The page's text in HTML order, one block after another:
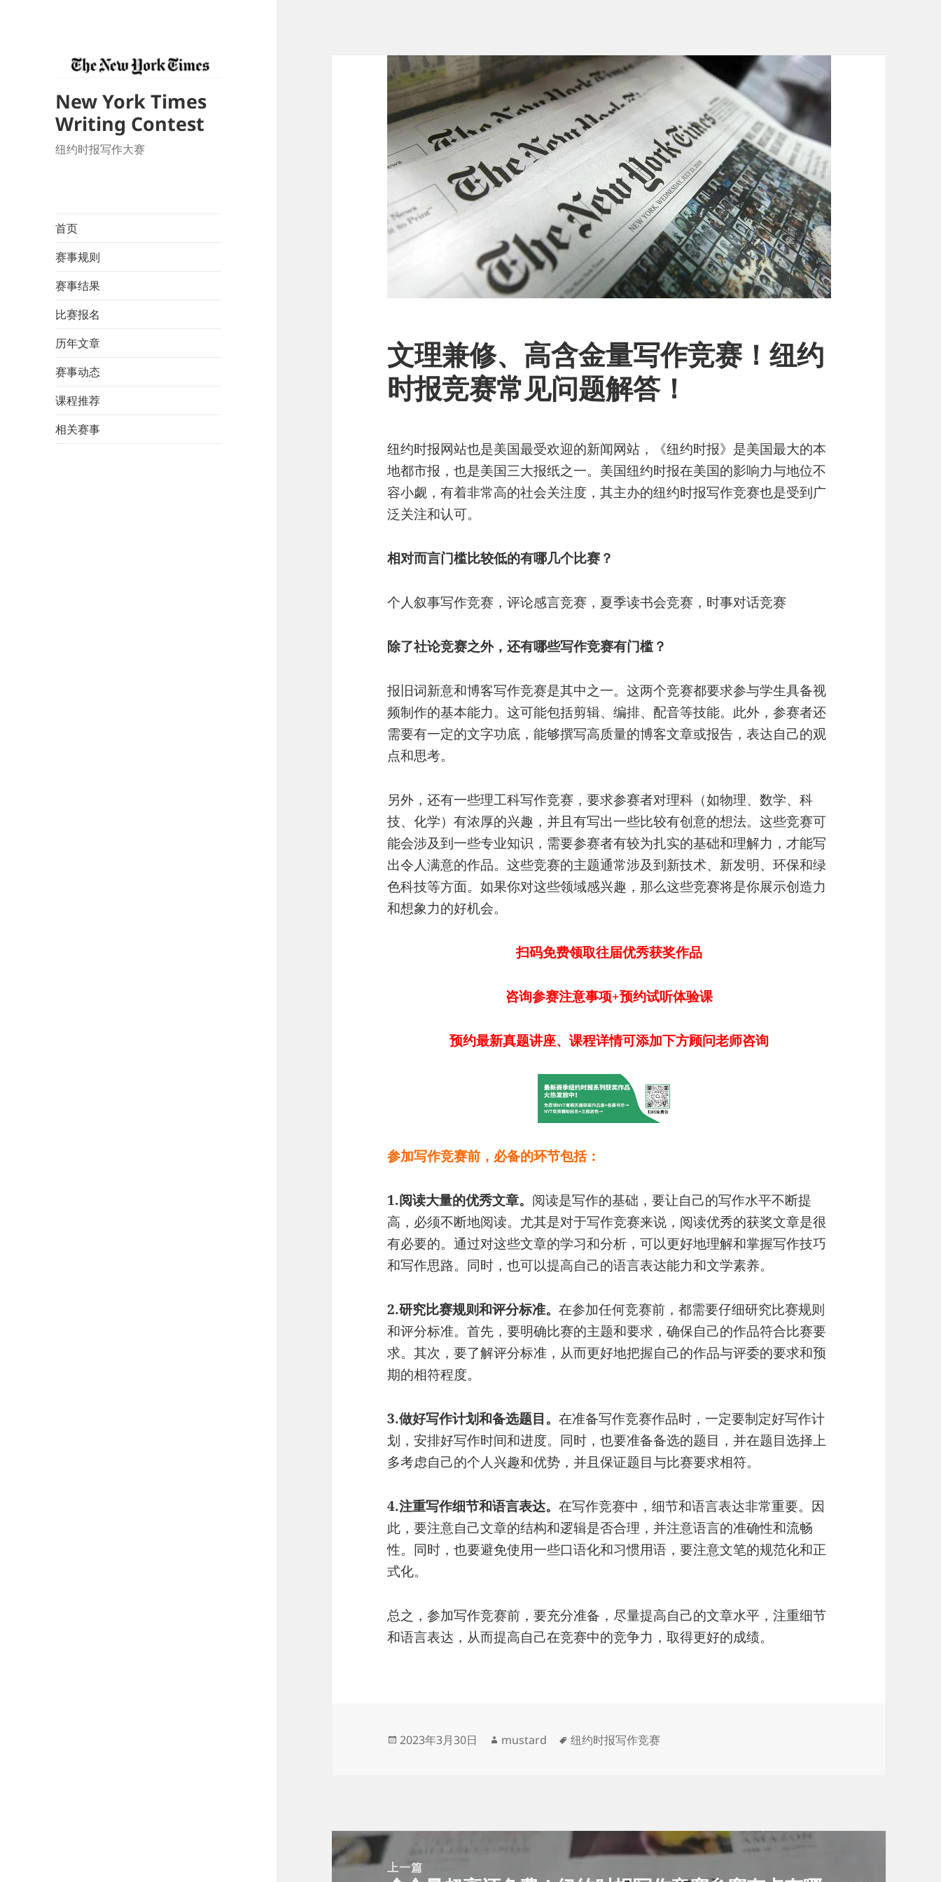
New York Times
Writing Contest
纽约时报写作大赛
首页
赛事规则
赛事结果
比赛报名
历年文章
赛事动态
课程推荐
相关赛事
文理兼修、高含金量写作竞赛！纽约
时报竞赛常见问题解答！
纽约时报网站也是美国最受欢迎的新闻网站，《纽约时报》是美国最大的本
地都市报，也是美国三大报纸之一。美国纽约时报在美国的影响力与地位不
容小觑，有着非常高的社会关注度，其主办的纽约时报写作竞赛也是受到广
泛关注和认可。
相对而言门槛比较低的有哪几个比赛？
个人叙事写作竞赛，评论感言竞赛，夏季读书会竞赛，时事对话竞赛
除了社论竞赛之外，还有哪些写作竞赛有门槛？
报旧词新意和博客写作竞赛是其中之一。这两个竞赛都要求参与学生具备视
频制作的基本能力。这可能包括剪辑、编排、配音等技能。此外，参赛者还
需要有一定的文字功底，能够撰写高质量的博客文章或报告，表达自己的观
点和思考。
另外，还有一些理工科写作竞赛，要求参赛者对理科（如物理、数学、科
技、化学）有浓厚的兴趣，并且有写出一些比较有创意的想法。这些竞赛可
能会涉及到一些专业知识，需要参赛者有较为扎实的基础和理解力，才能写
出令人满意的作品。这些竞赛的主题通常涉及到新技术、新发明、环保和绿
色科技等方面。如果你对这些领域感兴趣，那么这些竞赛将是你展示创造力
和想象力的好机会。
扫码免费领取往届优秀获奖作品
咨询参赛注意事项+预约试听体验课
预约最新真题讲座、课程详情可添加下方顾问老师咨询
参加写作竞赛前，必备的环节包括：
1.阅读大量的优秀文章。 阅读是写作的基础，要让自己的写作水平不断提
高，必须不断地阅读。尤其是对于写作竞赛来说，阅读优秀的获奖文章是很
有必要的。通过对这些文章的学习和分析，可以更好地理解和掌握写作技巧
和写作思路。同时，也可以提高自己的语言表达能力和文学素养。
2.研究比赛规则和评分标准。在参加任何竞赛前，都需要仔细研究比赛规则
和评分标准。首先，要明确比赛的主题和要求，确保自己的作品符合比赛要
求。其次，要了解评分标准，从而更好地把握自己的作品与评委的要求和预
期的相符程度。
3.做好写作计划和备选题目。在准备写作竞赛作品时，一定要制定好写作计
划，安排好写作时间和进度。同时，也要准备备选的题目，并在题目选择上
多考虑自己的个人兴趣和优势，并且保证题目与比赛要求相符。
4.注重写作细节和语言表达。在写作竞赛中，细节和语言表达非常重要。因
此，要注意自己文章的结构和逻辑是否合理，并注意语言的准确性和流畅
性。同时，也要避免使用一些口语化和习惯用语，要注意文笔的规范化和正
式化。
总之，参加写作竞赛前，要充分准备，尽量提高自己的文章水平，注重细节
和语言表达，从而提高自己在竞赛中的竞争力，取得更好的成绩。
发
2023年3月30日
作
mustard
标
纽约时报写作竞赛
文
章
上一篇